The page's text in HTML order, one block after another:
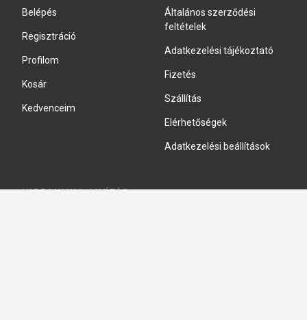
Belépés
Regisztráció
Profilom
Kosár
Kedvenceim
Általános szerződési
feltételek
Adatkezelési tájékoztató
Fizetés
Szállítás
Elérhetőségek
Adatkezelési beállítások
HIDRAULIKA JAVÍTÁS